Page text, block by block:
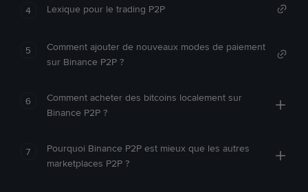
4 Lexique pour le trading P2P
5
Comment ajouter de nouveaux modes de paiement
sur Binance P2P ?
6
Comment acheter des bitcoins localement sur
Binance P2P ?
7
Pourquoi Binance P2P est mieux que les autres
marketplaces P2P ?